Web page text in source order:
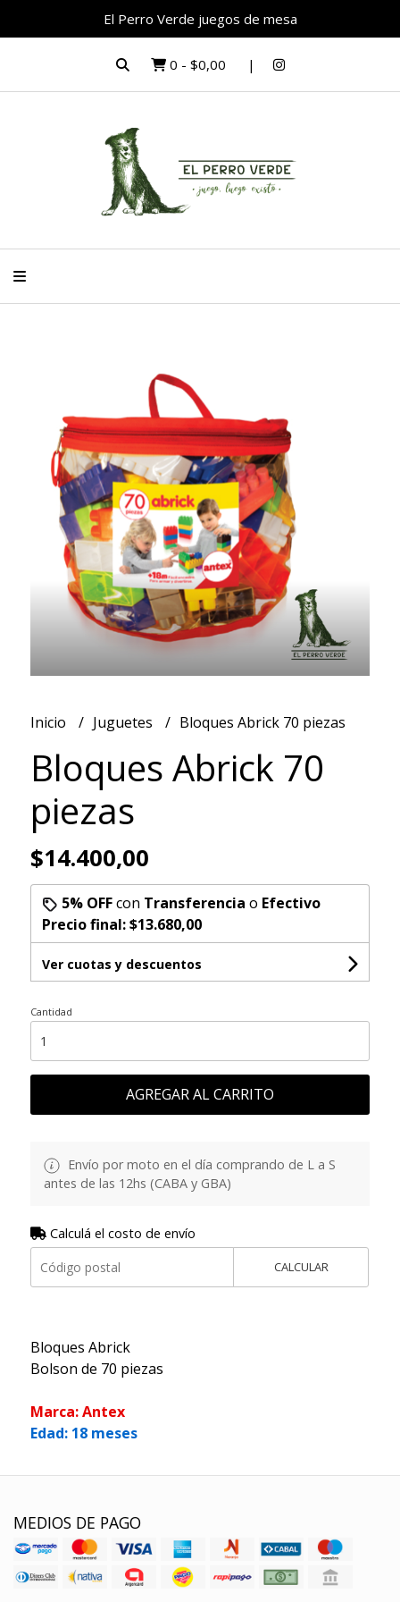
El Perro Verde juegos de mesa
0 - $0,00
Inicio Juguetes Bloques Abrick 70 piezas
Bloques Abrick 70
piezas
$14.400,00
5% OFFcon Transferencia o Efectivo
Precio final:$13.680,00
Ver cuotas y descuentos
Cantidad
AGREGAR AL CARRITO
Envío por moto en el día comprando de L a S
antes de las 12hs (CABA y GBA)
Calculá el costo de envío
CALCULAR
Bloques Abrick
Bolson de 70 piezas
Marca: Antex
Edad: 18 meses
MEDIOS DE PAGO